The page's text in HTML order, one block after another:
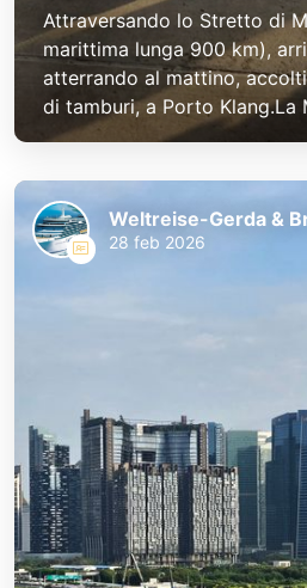
Attraversando lo Stretto di
marittima lunga 900 km),
atterrando al mattino,
di tamburi, a Porto Klang.La
Weltreise-Gerda &
28 feb 2026